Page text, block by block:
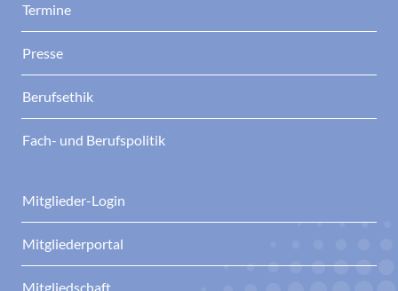
Termine
Presse
Berufsethik
Fach- und Berufspolitik
Mitglieder-Login
Mitgliederportal
Mitgliedschaft